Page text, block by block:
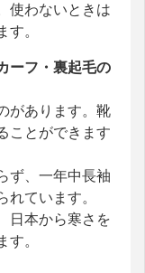
使わないときは
。
ーフ・裏起毛の
があります。靴
ことができます
ず、一年中長袖
ています。
日本から寒さを
。